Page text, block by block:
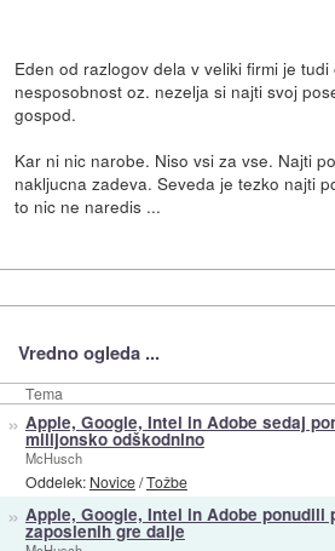
Eden od razlogov dela v veliki firmi je
nesposobnost oz. nezelja si najti svoj
gospod.
Kar ni nic narobe. Niso vsi za vse. Najti
nakljucna zadeva. Seveda je tezko najti
to nic ne naredis ...
Vredno ogleda ...
Tema
» Apple, Google, Intel in Adobe sedaj
milijonsko odškodnino
McHusch
Oddelek: Novice/Tožbe
» Apple, Google, Intel in Adobe ponudili
zaposlenih gre dalje